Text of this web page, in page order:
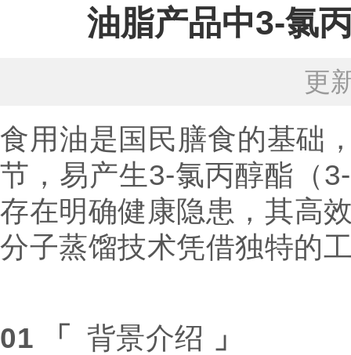
油脂产品中3-氯
更
食用油是国民膳食的基础
节，易产生3-氯丙醇酯（
存在明确健康隐患，其高
分子蒸馏技术凭借独特的
01 「 背景介绍
」